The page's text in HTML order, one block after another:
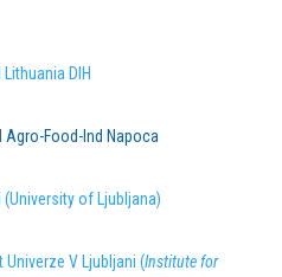
DIH
Food-Ind Napoca
(University of Ljubljana)
V Ljubljani (Institute for